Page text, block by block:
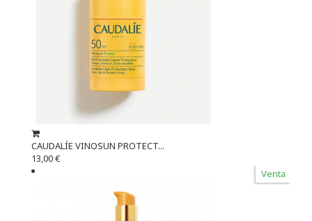
CAUDALÍE VINOSUN PROTECT...
13,00 €
Venta